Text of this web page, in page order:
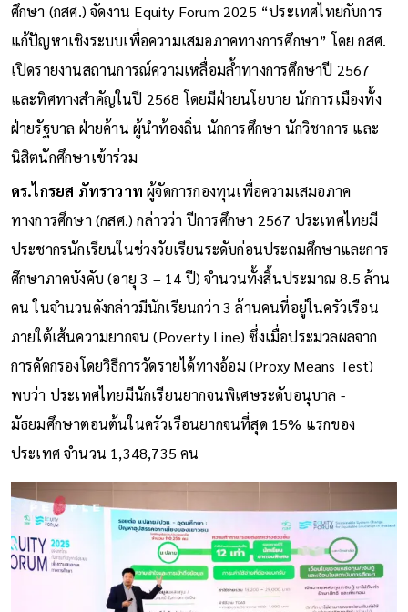
ศึกษา (กสศ.) จัดงาน Equity Forum 2025 “ประเทศไทยกับการ
แก้ปัญหาเชิงระบบเพื่อความเสมอภาคทางการศึกษา” โดย กสศ.
เปิดรายงานสถานการณ์ความเหลื่อมล้ำทางการศึกษาปี 2567
และทิศทางสำคัญในปี 2568 โดยมีฝ่ายนโยบาย นักการเมืองทั้ง
ฝ่ายรัฐบาล ฝ่ายค้าน ผู้นำท้องถิ่น นักการศึกษา นักวิชาการ และ
นิสิตนักศึกษาเข้าร่วม
ดร.ไกรยส ภัทราวาท ผู้จัดการกองทุนเพื่อความเสมอภาค
ทางการศึกษา (กสศ.) กล่าวว่า ปีการศึกษา 2567 ประเทศไทยมี
ประชากรนักเรียนในช่วงวัยเรียนระดับก่อนประถมศึกษาและการ
ศึกษาภาคบังคับ (อายุ 3 – 14 ปี) จำนวนทั้งสิ้นประมาณ 8.5 ล้าน
คน ในจำนวนดังกล่าวมีนักเรียนกว่า 3 ล้านคนที่อยู่ในครัวเรือน
ภายใต้เส้นความยากจน (Poverty Line) ซึ่งเมื่อประมวลผลจาก
การคัดกรองโดยวิธีการวัดรายได้ทางอ้อม (Proxy Means Test)
พบว่า ประเทศไทยมีนักเรียนยากจนพิเศษระดับอนุบาล -
มัธยมศึกษาตอนต้นในครัวเรือนยากจนที่สุด 15% แรกของ
ประเทศ จำนวน 1,348,735 คน